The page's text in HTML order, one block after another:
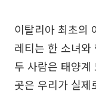
이탈리아 최초의
레티는 한 소녀와
두 사람은 태양계
곳은 우리가 실제